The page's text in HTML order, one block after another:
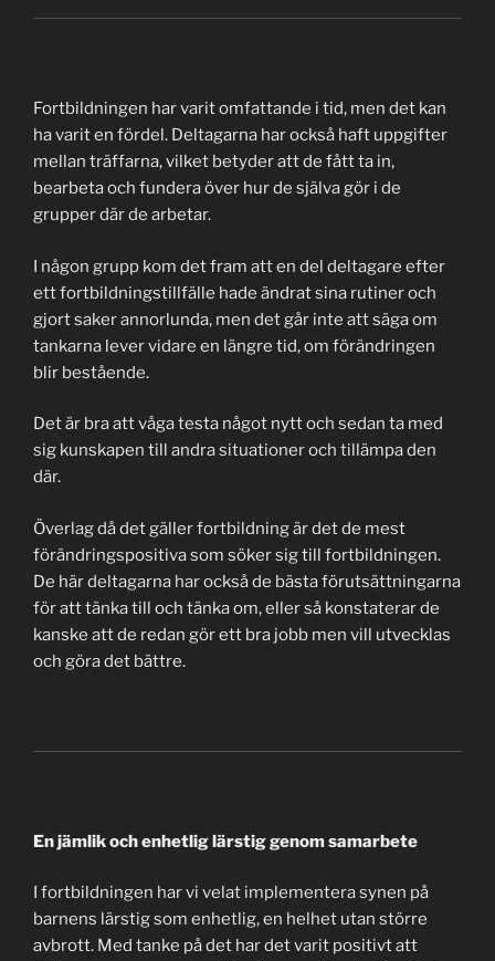
Fortbildningen har varit omfattande i tid, men det kan
ha varit en fördel. Deltagarna har också haft uppgifter
mellan träffarna, vilket betyder att de fått ta in,
bearbeta och fundera över hur de själva gör i de
grupper där de arbetar.
I någon grupp kom det fram att en del deltagare efter
ett fortbildningstillfälle hade ändrat sina rutiner och
gjort saker annorlunda, men det går inte att säga om
tankarna lever vidare en längre tid, om förändringen
blir bestående.
Det är bra att våga testa något nytt och sedan ta med
sig kunskapen till andra situationer och tillämpa den
där.
Överlag då det gäller fortbildning är det de mest
förändringspositiva som söker sig till fortbildningen.
De här deltagarna har också de bästa förutsättningarna
för att tänka till och tänka om, eller så konstaterar de
kanske att de redan gör ett bra jobb men vill utvecklas
och göra det bättre.
En jämlik och enhetlig lärstig genom samarbete
I fortbildningen har vi velat implementera synen på
barnens lärstig som enhetlig, en helhet utan större
avbrott. Med tanke på det har det varit positivt att